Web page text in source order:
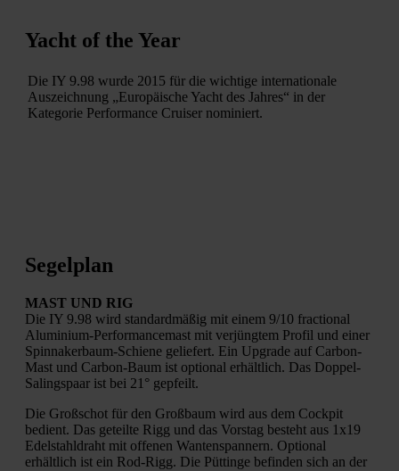
Yacht of the Year
Die IY 9.98 wurde 2015 für die wichtige internationale
Auszeichnung „Europäische Yacht des Jahres“ in der
Kategorie Performance Cruiser nominiert.
Segelplan
MAST UND RIG
Die IY 9.98 wird standardmäßig mit einem 9/10 fractional
Aluminium-Performancemast mit verjüngtem Profil und einer
Spinnakerbaum-Schiene geliefert. Ein Upgrade auf Carbon-
Mast und Carbon-Baum ist optional erhältlich. Das Doppel-
Salingspaar ist bei 21° gepfeilt.
Die Großschot für den Großbaum wird aus dem Cockpit
bedient. Das geteilte Rigg und das Vorstag besteht aus 1x19
Edelstahldraht mit offenen Wantenspannern. Optional
erhältlich ist ein Rod-Rigg. Die Püttinge befinden sich an der